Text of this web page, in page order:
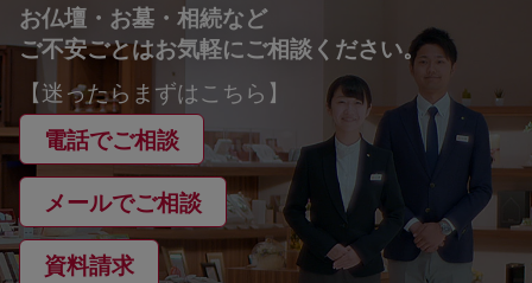
お仏壇・お墓・相続など
ご不安ごとはお気軽にご相談ください。
【迷ったらまずはこちら】
電話でご相談
メールでご相談
資料請求